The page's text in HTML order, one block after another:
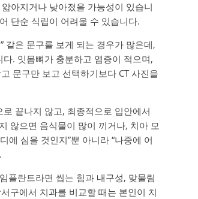
아지거나 낮아졌을 가능성이 있습니
단순 식립이 어려울 수 있습니다.
같은 문구를 보게 되는 경우가 많은데,
. 잇몸뼈가 충분하고 염증이 적으며,
문구만 보고 선택하기보다 CT 사진을
끝나지 않고, 최종적으로 입안에서
않으면 음식물이 많이 끼거나, 치아 모
에 심을 것인지”뿐 아니라 “나중에 어
플란트라면 씹는 힘과 내구성, 맞물림
구에서 치과를 비교할 때는 본인이 치